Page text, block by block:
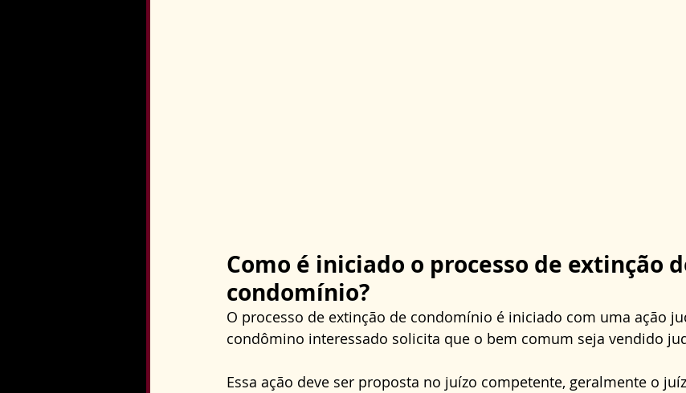
Como é iniciado o processo de extinção
condomínio?
O processo de extinção de condomínio é iniciado com uma ação
condômino interessado solicita que o bem comum seja vendido
Essa ação deve ser proposta no juízo competente, geralmente o